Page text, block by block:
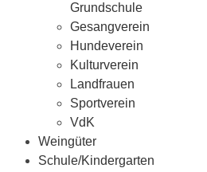
Grundschule
Gesangverein
Hundeverein
Kulturverein
Landfrauen
Sportverein
VdK
Weingüter
Schule/Kindergarten